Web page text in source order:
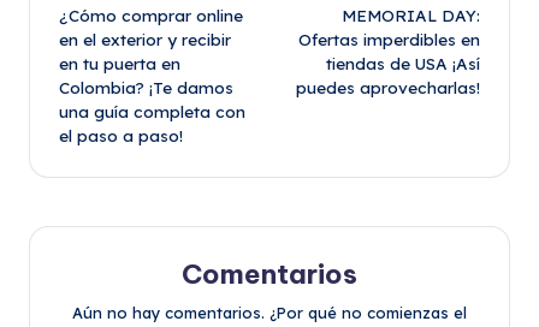
de
entradas
¿Cómo comprar online
en el exterior y recibir
en tu puerta en
Colombia? ¡Te damos
una guía completa con
el paso a paso!
MEMORIAL DAY:
Ofertas imperdibles en
tiendas de USA ¡Así
puedes aprovecharlas!
Comentarios
Aún no hay comentarios. ¿Por qué no comienzas el